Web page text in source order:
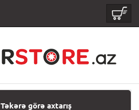
Təkərə görə axtarış